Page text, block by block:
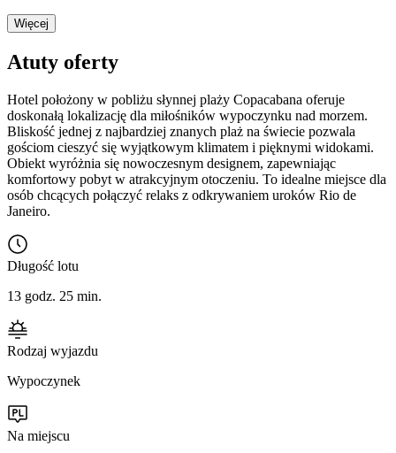
Więcej
Atuty oferty
Hotel położony w pobliżu słynnej plaży Copacabana oferuje
doskonałą lokalizację dla miłośników wypoczynku nad morzem.
Bliskość jednej z najbardziej znanych plaż na świecie pozwala
gościom cieszyć się wyjątkowym klimatem i pięknymi widokami.
Obiekt wyróżnia się nowoczesnym designem, zapewniając
komfortowy pobyt w atrakcyjnym otoczeniu. To idealne miejsce dla
osób chcących połączyć relaks z odkrywaniem uroków Rio de
Janeiro.
Długość lotu
13 godz. 25 min.
Rodzaj wyjazdu
Wypoczynek
Na miejscu